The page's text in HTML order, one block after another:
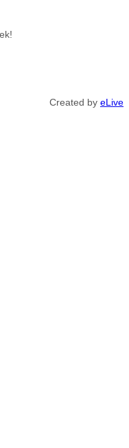
Created by eLive